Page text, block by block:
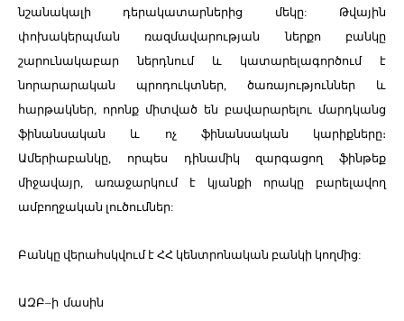
նշանակալի դերակատարներից մեկը: Թվային
փոխակերպման ռազմավարության ներքո բանկը
շարունակաբար ներդնում և կատարելագործում է
նորարարական պրոդուկտներ, ծառայություններ և
հարթակներ, որոնք միտված են բավարարելու մարդկանց
ֆինանսական և ոչ ֆինանսական կարիքները։
Ամերիաբանկը, որպես դինամիկ զարգացող ֆինթեք
միջավայր, առաջարկում է կյանքի որակը բարելավող
ամբողջական լուծումներ:
Բանկը վերահսկվում է ՀՀ կենտրոնական բանկի կողմից:
ԱԶԲ–ի մասին